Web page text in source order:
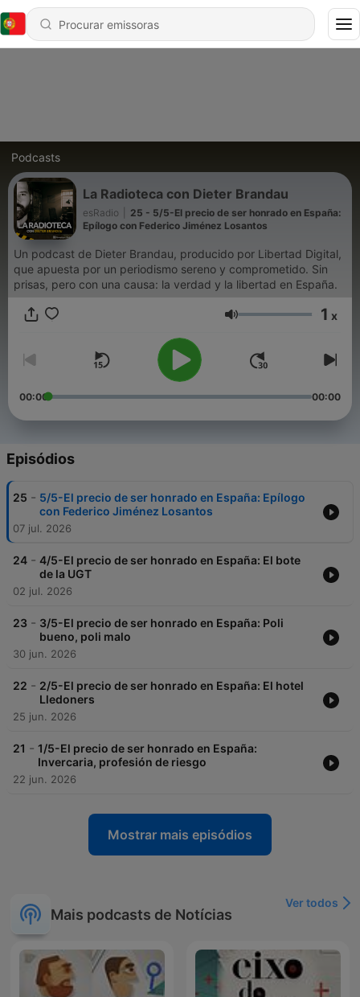
Podcasts
La Radioteca con Dieter Brandau
esRadio
25 - 5/5-El precio de ser honrado en España:
Epílogo con Federico Jiménez Losantos
Un podcast de Dieter Brandau, producido por Libertad Digital,
que apuesta por un periodismo sereno y comprometido. Sin
prisas, pero con una causa: la verdad y la libertad en España.
Volume 1 x
00:00 00:00
Episódios
25 - 5/5-El precio de ser honrado en España: Epílogo
con Federico Jiménez Losantos
07 jul. 2026
24 - 4/5-El precio de ser honrado en España: El bote
de la UGT
02 jul. 2026
23 - 3/5-El precio de ser honrado en España: Poli
bueno, poli malo
30 jun. 2026
22 - 2/5-El precio de ser honrado en España: El hotel
Lledoners
25 jun. 2026
21 - 1/5-El precio de ser honrado en España:
Invercaria, profesión de riesgo
22 jun. 2026
Mostrar mais episódios
Mais podcasts de Notícias
Ver todos